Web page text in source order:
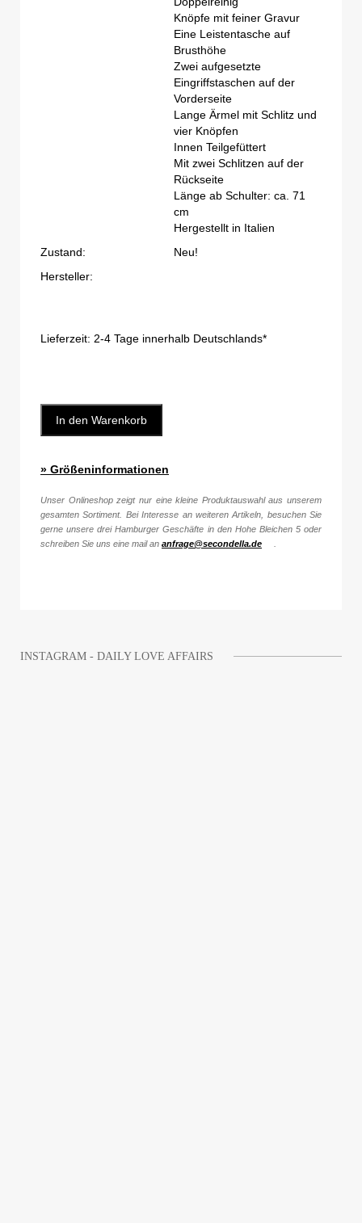
Knöpfe mit feiner Gravur
Eine Leistentasche auf
Brusthöhe
Zwei aufgesetzte
Eingriffstaschen auf der
Vorderseite
Lange Ärmel mit Schlitz und
vier Knöpfen
Innen Teilgefüttert
Mit zwei Schlitzen auf der
Rückseite
Länge ab Schulter: ca. 71
cm
Hergestellt in Italien
Zustand:
Neu!
Hersteller:
Lieferzeit: 2-4 Tage innerhalb Deutschlands*
In den Warenkorb
» Größeninformationen
Unser Onlineshop zeigt nur eine kleine Produktauswahl aus unserem
gesamten Sortiment. Bei Interesse an weiteren Artikeln, besuchen Sie
gerne unsere drei Hamburger Geschäfte in den Hohe Bleichen 5 oder
schreiben Sie uns eine mail an anfrage@secondella.de
INSTAGRAM - DAILY LOVE AFFAIRS